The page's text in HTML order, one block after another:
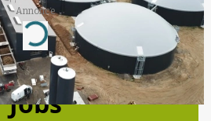
Annonce
Jobs